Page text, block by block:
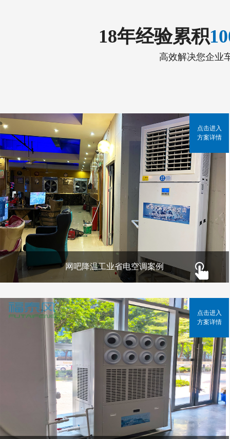
18年经验累积
高效解决您企业
网吧降温工业省电空调案例
点击进入
方案详情
点击进入
方案详情